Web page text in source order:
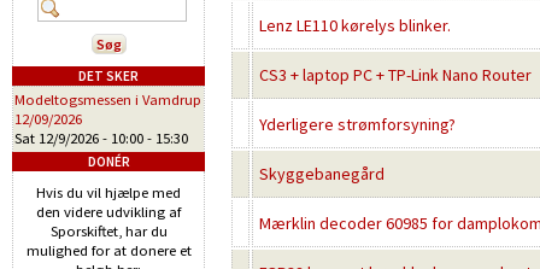
Lenz LE110 kørelys blinker.
CS3 + laptop PC + TP-Link Nano Router
Yderligere strømforsyning?
Skyggebanegård
Mærklin decoder 60985 for
DET SKER
Modeltogsmessen i Vamdrup
12/09/2026
Sat 12/9/2026 - 10:00 - 15:30
DONÉR
Hvis du vil hjælpe med
den videre udvikling af
Sporskiftet, har du
mulighed for at donere et